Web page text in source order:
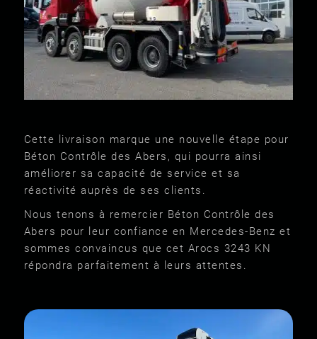
Cette livraison marque une nouvelle étape pour
Béton Contrôle des Abers, qui pourra ainsi
améliorer sa capacité de service et sa
réactivité auprès de ses clients.
Nous tenons à remercier Béton Contrôle des
Abers pour leur confiance en Mercedes-Benz et
sommes convaincus que cet Arocs 3243 KN
répondra parfaitement à leurs attentes.